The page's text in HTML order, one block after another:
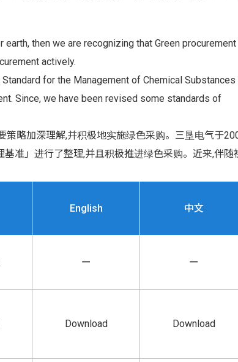
then we are recognizing that Green
actively.
for the Management of Chemical Substances
Since, we have been revised some standards of
略加深理解,并积极地实施绿色采购。三垦电气于
准」进行了整理,并且积极推进绿色采购。近来,伴随
English 中文
ー ー
Download Download